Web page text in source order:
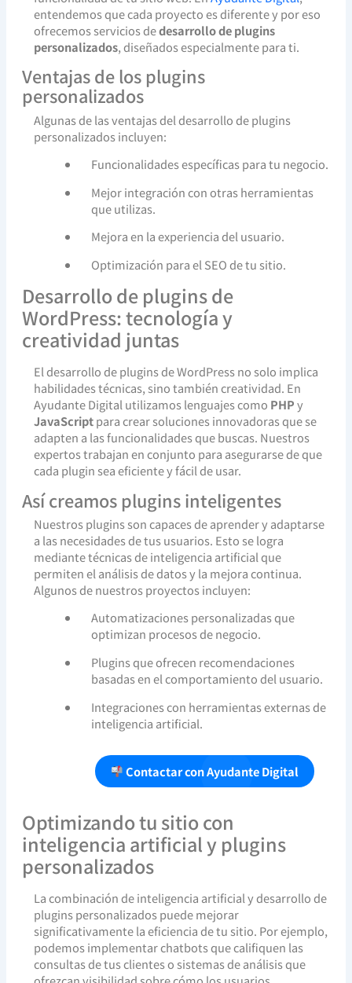
entendemos que cada proyecto es diferente y por eso
ofrecemos servicios dedesarrollo de plugins
personalizados, diseñados especialmente para ti.
Ventajas de los plugins
personalizados
Algunas de las ventajas del desarrollo de plugins
personalizados incluyen:
Funcionalidades específicas para tu negocio.
Mejor integración con otras herramientas
que utilizas.
Mejora en la experiencia del usuario.
Optimización para el SEO de tu sitio.
Desarrollo de plugins de
WordPress: tecnología y
creatividad juntas
El desarrollo de plugins de WordPress no solo implica
habilidades técnicas, sino también creatividad. En
Ayudante Digital utilizamos lenguajes como PHPy
JavaScriptpara crear soluciones innovadoras que se
adapten a las funcionalidades que buscas. Nuestros
expertos trabajan en conjunto para asegurarse de que
cada plugin sea eficiente y fácil de usar.
Así creamos plugins inteligentes
Nuestros plugins son capaces de aprender y adaptarse
a las necesidades de tus usuarios. Esto se logra
mediante técnicas de inteligencia artificial que
permiten el análisis de datos y la mejora continua.
Algunos de nuestros proyectos incluyen:
Automatizaciones personalizadas que
optimizan procesos de negocio.
Plugins que ofrecen recomendaciones
basadas en el comportamiento del usuario.
Integraciones con herramientas externas de
inteligencia artificial.
Contactar con Ayudante Digital
Optimizando tu sitio con
inteligencia artificial y plugins
personalizados
La combinación de inteligencia artificial y desarrollo de
plugins personalizados puede mejorar
significativamente la eficiencia de tu sitio. Por ejemplo,
podemos implementar chatbots que califiquen las
consultas de tus clientes o sistemas de análisis que